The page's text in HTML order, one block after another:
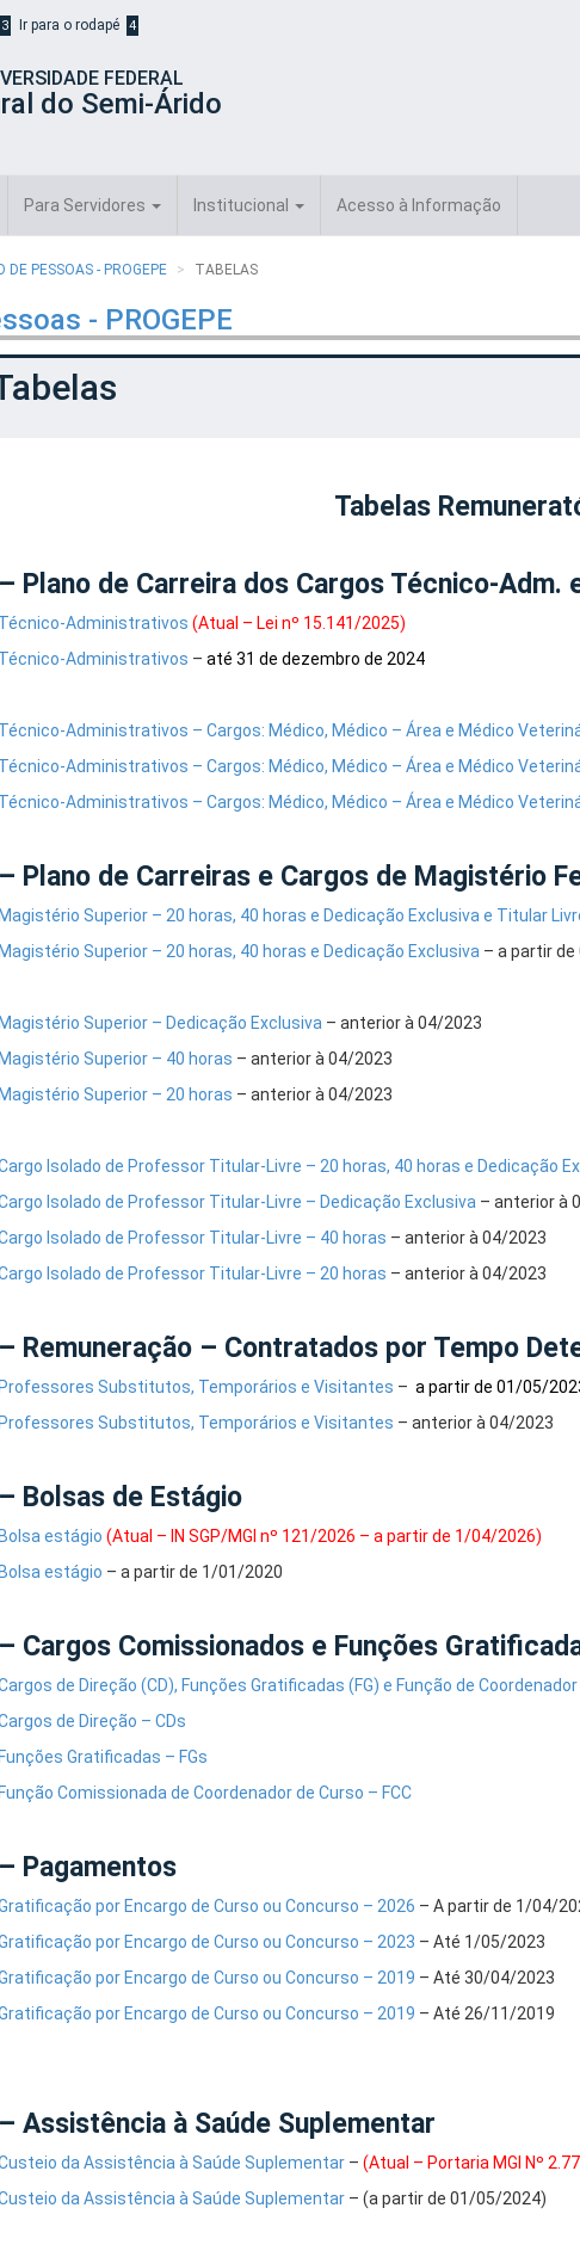
3 Ir para o rodapé 4
FEDERAL
do Semi-Árido
Para Servidores Institucional Acesso à Informação
DE PESSOAS - PROGEPE TABELAS
- PROGEPE
Tabelas
– Plano de Carreira dos Cargos Técnico-Adm.
Técnico-Administrativos (Atual – Lei nº 15.141/2025)
Técnico-Administrativos – até 31 de dezembro de 2024
Técnico-Administrativos – Cargos: Médico, Médico – Área e Médico
Técnico-Administrativos – Cargos: Médico, Médico – Área e Médico
Técnico-Administrativos – Cargos: Médico, Médico – Área e Médico
– Plano de Carreiras e Cargos de Magistério
Magistério Superior – 20 horas, 40 horas e Dedicação Exclusiva e Titular
Magistério Superior – 20 horas, 40 horas e Dedicação Exclusiva – a partir
Magistério Superior – Dedicação Exclusiva – anterior à 04/2023
Magistério Superior – 40 horas – anterior à 04/2023
Magistério Superior – 20 horas – anterior à 04/2023
Isolado de Professor Titular-Livre – 20 horas, 40 horas e Dedicação
Isolado de Professor Titular-Livre – Dedicação Exclusiva – anterior à
Isolado de Professor Titular-Livre – 40 horas – anterior à 04/2023
Isolado de Professor Titular-Livre – 20 horas – anterior à 04/2023
– Remuneração – Contratados por Tempo
Professores Substitutos, Temporários e Visitantes – a partir de 01/05/
Professores Substitutos, Temporários e Visitantes – anterior à 04/2023
– Bolsas de Estágio
Bolsa estágio (Atual – IN SGP/MGI nº 121/2026 – a partir de 1/04/2026)
Bolsa estágio – a partir de 1/01/2020
– Cargos Comissionados e Funções
de Direção (CD), Funções Gratificadas (FG) e Função de Coordenador
de Direção – CDs
Funções Gratificadas – FGs
Função Comissionada de Coordenador de Curso – FCC
– Pagamentos
por Encargo de Curso ou Concurso – 2026 – A partir de 1/04/
por Encargo de Curso ou Concurso – 2023 – Até 1/05/2023
por Encargo de Curso ou Concurso – 2019 – Até 30/04/2023
por Encargo de Curso ou Concurso – 2019 – Até 26/11/2019
– Assistência à Saúde Suplementar
da Assistência à Saúde Suplementar– (Atual – Portaria MGI Nº
da Assistência à Saúde Suplementar– (a partir de 01/05/2024)